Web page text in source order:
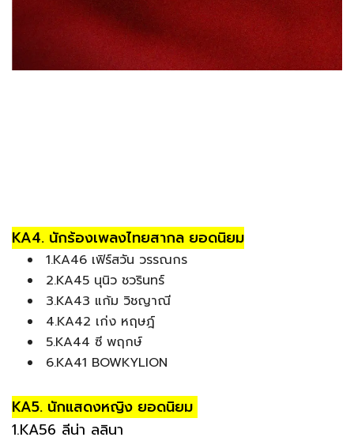
KA4. นักร้องเพลงไทยสากล ยอดนิยม
1.KA46 เฟิร์สวัน วรรณกร
2.KA45 นุนิว ชวรินทร์
3.KA43 แก้ม วิชญาณี
4.KA42 เก่ง หฤษฎ์
5.KA44 ซี พฤกษ์
6.KA41 BOWKYLION
KA5. นักแสดงหญิง ยอดนิยม
1.KA56 ลีน่า ลลินา